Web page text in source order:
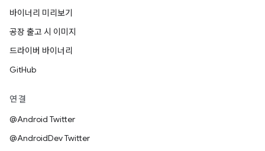
바이너리 미리보기
공장 출고 시 이미지
드라이버 바이너리
GitHub
연결
@Android Twitter
@AndroidDev Twitter